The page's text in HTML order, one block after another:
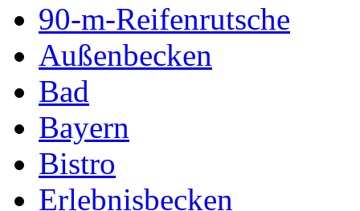
90-m-Reifenrutsche
Außenbecken
Bad
Bayern
Bistro
Erlebnisbecken